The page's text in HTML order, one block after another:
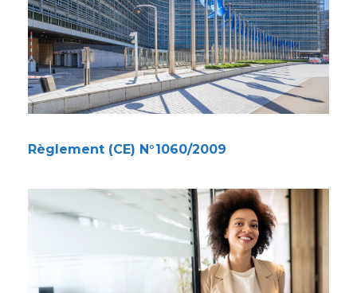
Règlement (CE) N°1060/2009